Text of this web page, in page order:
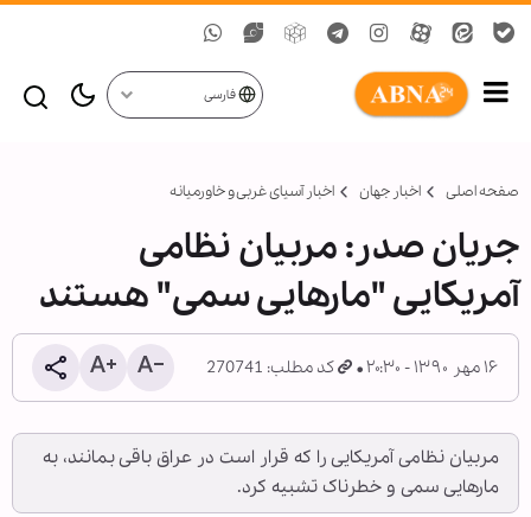
فارسی
صفحه اصلی اخبار جهان اخبار آسیای غربی و خاورمیانه
جریان صدر: مربیان نظامی
آمریکایی "مارهایی سمی" هستند
۱۶ مهر ۱۳۹۰ - ۲۰:۳۰ کد مطلب: 270741
مربیان نظامی آمریکایی را که قرار است در عراق باقی بمانند، به
مارهایی سمی و خطرناک تشبیه کرد.